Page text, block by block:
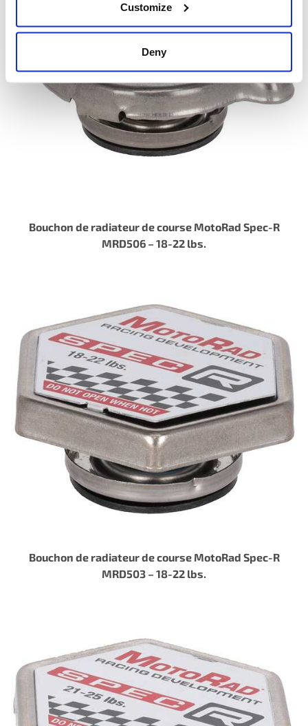
Customize
Deny
Bouchon de radiateur de course MotoRad Spec-R
MRD506 – 18-22 lbs.
Bouchon de radiateur de course MotoRad Spec-R
MRD503 – 18-22 lbs.